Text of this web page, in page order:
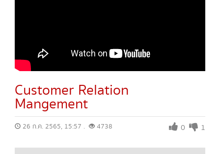
Customer Relation
Mangement
26 ก.ค. 2565, 15:57 . 4738 0 1